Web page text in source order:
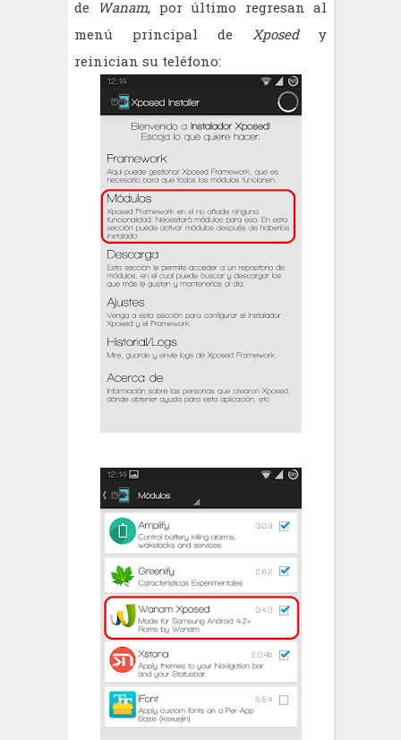
de
Wanam, por último regresan al
menú principal de Xposedy
reinician su teléfono: